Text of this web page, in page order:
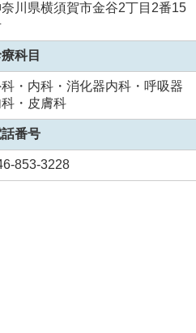
川県横須賀市金谷2丁目2番15
科目
・内科・消化器内科・呼吸器
科・皮膚科
番号
853-3228